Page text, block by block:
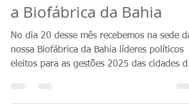
Visita de líderes políticos
a Biofábrica da Bahia
No dia 20 desse mês recebemos na sede da
Maraú e...